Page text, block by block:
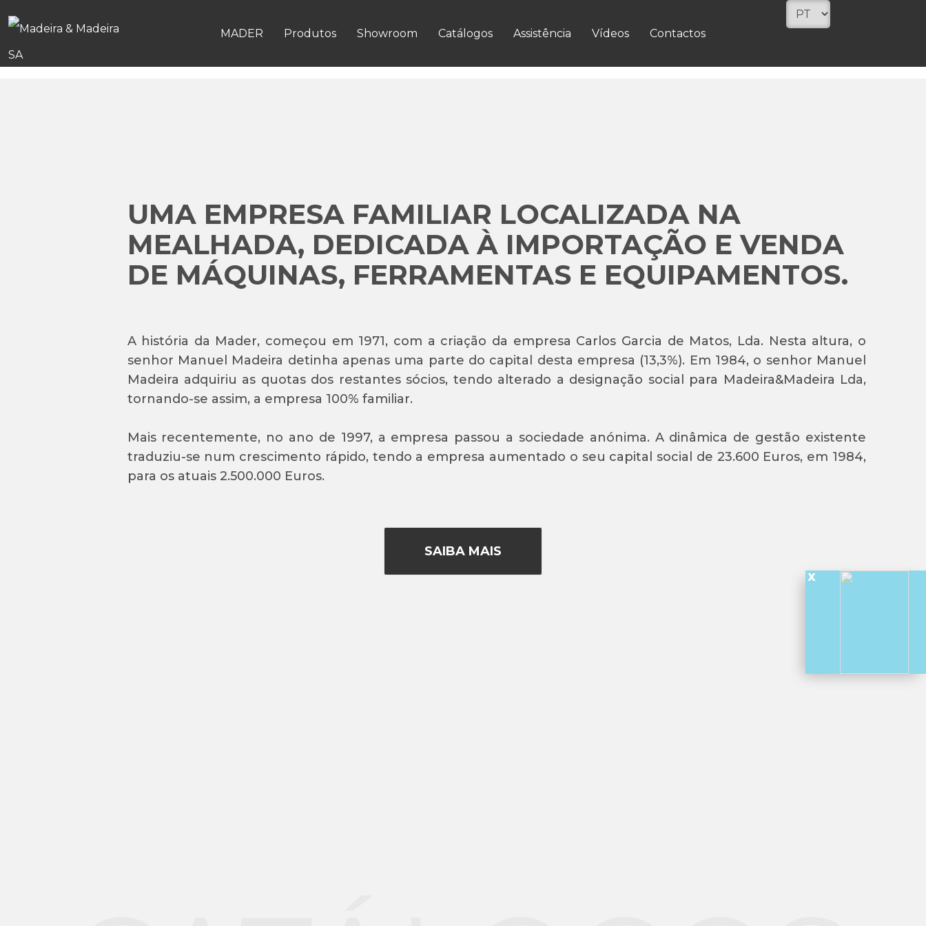
MADER Produtos Showroom Catálogos Assistência Vídeos Contactos
VER MAIS
UMA EMPRESA FAMILIAR LOCALIZADA NA
MEALHADA, DEDICADA À IMPORTAÇÃO E VENDA
DE MÁQUINAS, FERRAMENTAS E EQUIPAMENTOS.
A história da Mader, começou em 1971, com a criação da empresa Carlos Garcia de Matos, Lda. Nesta altura, o
senhor Manuel Madeira detinha apenas uma parte do capital desta empresa (13,3%). Em 1984, o senhor Manuel
Madeira adquiriu as quotas dos restantes sócios, tendo alterado a designação social para Madeira&Madeira Lda,
tornando-se assim, a empresa 100% familiar.
Mais recentemente, no ano de 1997, a empresa passou a sociedade anónima. A dinâmica de gestão existente
traduziu-se num crescimento rápido, tendo a empresa aumentado o seu capital social de 23.600 Euros, em 1984,
para os atuais 2.500.000 Euros.
SAIBA MAIS
x